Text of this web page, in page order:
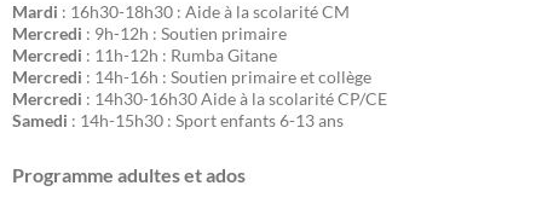
Mardi : 16h30-18h30 : Aide à la scolarité CM
Mercredi : 9h-12h : Soutien primaire
Mercredi : 11h-12h : Rumba Gitane
Mercredi : 14h-16h : Soutien primaire et collège
Mercredi : 14h30-16h30 Aide à la scolarité CP/CE
Samedi : 14h-15h30 : Sport enfants 6-13 ans
Programme adultes et ados